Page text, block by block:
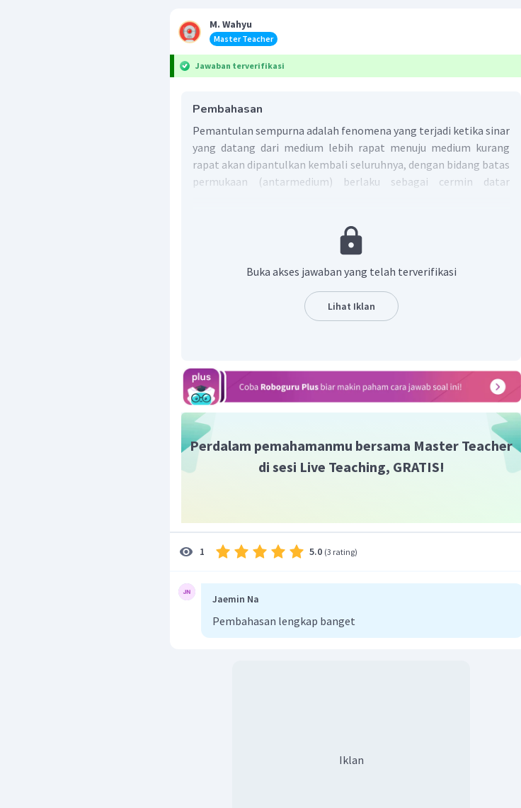
M. Wahyu
Master Teacher
Jawaban terverifikasi
Pembahasan
Pemantulan sempurna adalah fenomena yang terjadi ketika sinar
yang datang dari medium lebih rapat menuju medium kurang
rapat akan dipantulkan kembali seluruhnya, dengan bidang batas
permukaan (antarmedium) berlaku sebagai cermin datar
Sinar datang dari medium lebih rapat ke medium kurang
Sudut datang sinar lebih besar dari sudut kritis.
Jadi, jawaban yang tepat adalah D.
Buka akses jawaban yang telah terverifikasi
Lihat Iklan
Perdalam pemahamanmu bersama Master Teacher
di sesi Live Teaching, GRATIS!
1 5.0 (3 rating)
Jaemin Na
Pembahasan lengkap banget
Iklan